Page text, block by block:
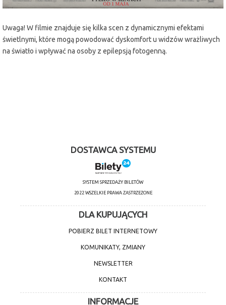
oczekiwanej kontynuacji hitu z 2006 r.
Uwaga! W filmie znajduje się kilka scen z dynamicznymi efektami
świetlnymi, które mogą powodować dyskomfort u widzów wrażliwych
na światło i wpływać na osoby z epilepsją fotogenną.
DOSTAWCA SYSTEMU
SYSTEM SPRZEDAŻY BILETÓW
2022 WSZELKIE PRAWA ZASTRZEŻONE
DLA KUPUJĄCYCH
POBIERZ BILET INTERNETOWY
KOMUNIKATY, ZMIANY
NEWSLETTER
KONTAKT
INFORMACJE